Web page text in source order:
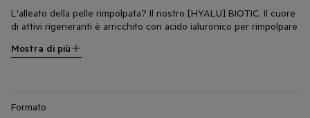
L'alleato della pelle rimpolpata? Il nostro [HYALU] BIOTIC. Il cuore
di attivi rigeneranti è arricchito con acido ialuronico per rimpolpare
gel rinfrescante offre 48 ore di idratazione. Giorno dopo giorno, la
Mostra di più
Formato